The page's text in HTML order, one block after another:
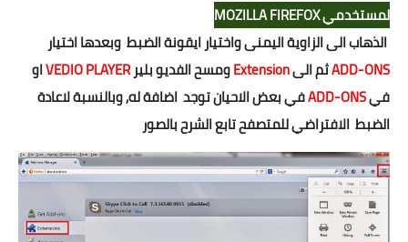
لمستخدمي MOZILLA FIREFOX
الذهاب الى الزاوية اليمنى واختيار ايقونة الضبط وبعدها اختيار
ADD-ONSثم الىExtensionومسح الفديو بليرVEDIO PLAYERاو
فيADD-ONSفي بعض الاحيان توجد اضافة له, وبالنسبة لاعادة
الضبط الافتراضي للمتصفح تابع الشرح بالصور